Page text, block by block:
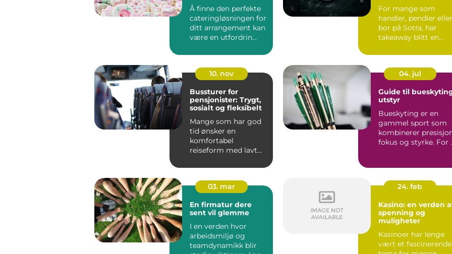
Å finne den perfekte
cateringløsningen for
ditt arrangement kan
være en utfordrin...
For mange som
handler, pendler eller
bor på Sotra, har
takeaway blitt en
10. nov
Bussturer for
pensjonister: Trygt,
sosialt og fleksibelt
Mange som har god
tid ønsker en
komfortabel
reiseform med lavt
samtale...
04. jul
Guide til
utstyr
Bueskyting er en
gammel sport som
kombinerer
fokus og styrke. For
03. mar
En firmatur dere
sent vil glemme
I en verden hvor
arbeidsmiljø og
teamdynamikk blir
24. feb
Kasino: en verden
spenning og
muligheter
Kasinoer har lenge
vært et fascinerende